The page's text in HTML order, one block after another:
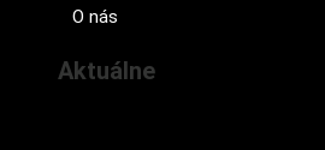
O nás
Aktuálne